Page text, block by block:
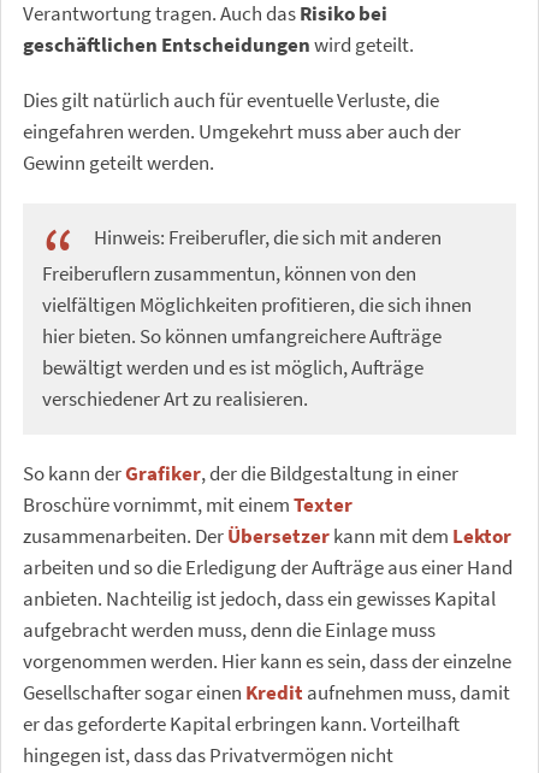
Verantwortung tragen. Auch dasRisiko bei
geschäftlichen Entscheidungenwird geteilt.
Dies gilt natürlich auch für eventuelle Verluste, die
eingefahren werden. Umgekehrt muss aber auch der
Gewinn geteilt werden.
Hinweis: Freiberufler, die sich mit anderen
Freiberuflern zusammentun, können von den
vielfältigen Möglichkeiten profitieren, die sich ihnen
hier bieten. So können umfangreichere Aufträge
bewältigt werden und es ist möglich, Aufträge
verschiedener Art zu realisieren.
So kann derGrafiker, der die Bildgestaltung in einer
Broschüre vornimmt, mit einemTexter
zusammenarbeiten. DerÜbersetzerkann mit dem Lektor
arbeiten und so die Erledigung der Aufträge aus einer Hand
anbieten. Nachteilig ist jedoch, dass ein gewisses Kapital
aufgebracht werden muss, denn die Einlage muss
vorgenommen werden. Hier kann es sein, dass der einzelne
Gesellschafter sogar einen Kredit aufnehmen muss, damit
er das geforderte Kapital erbringen kann. Vorteilhaft
hingegen ist, dass das Privatvermögen nicht